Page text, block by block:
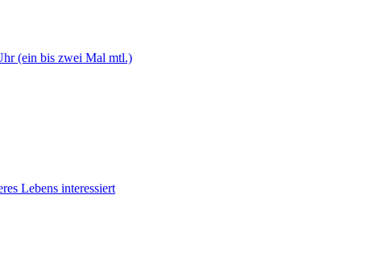
(ein bis zwei Mal mtl.)
Lebens interessiert